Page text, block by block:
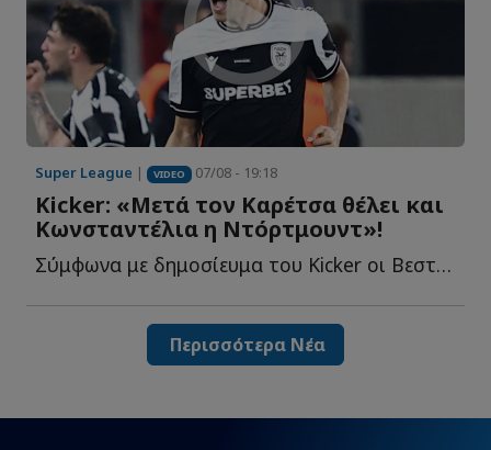
Super League | VIDEO 07/08 - 19:18
Kicker: «Μετά τον Καρέτσα θέλει και
Κωνσταντέλια η Ντόρτμουντ»!
Σύμφωνα με δημοσίευμα του Kicker οι Βεστφαλοί έχουν βάλει σ...
Περισσότερα Νέα